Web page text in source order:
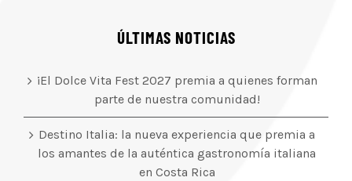
ÚLTIMAS NOTICIAS
¡El Dolce Vita Fest 2027 premia a quienes forman
parte de nuestra comunidad!
Destino Italia: la nueva experiencia que premia a
los amantes de la auténtica gastronomía italiana
en Costa Rica